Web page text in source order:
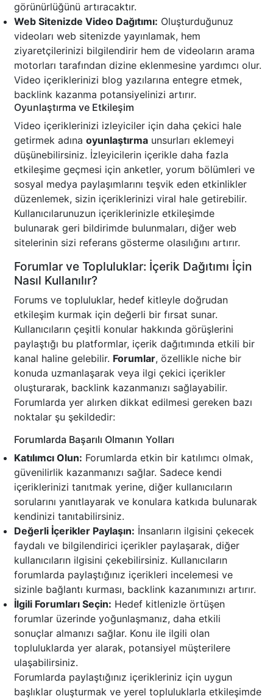
görünürlüğünü artıracaktır.
Web Sitenizde Video Dağıtımı: Oluşturduğunuz
videoları web sitenizde yayınlamak, hem
ziyaretçilerinizi bilgilendirir hem de videoların arama
motorları tarafından dizine eklenmesine yardımcı olur.
Video içeriklerinizi blog yazılarına entegre etmek,
backlink kazanma potansiyelinizi artırır.
Oyunlaştırma ve Etkileşim
Video içeriklerinizi izleyiciler için daha çekici hale
getirmek adına oyunlaştırma unsurları eklemeyi
düşünebilirsiniz. İzleyicilerin içerikle daha fazla
etkileşime geçmesi için anketler, yorum bölümleri ve
sosyal medya paylaşımlarını teşvik eden etkinlikler
düzenlemek, sizin içeriklerinizi viral hale getirebilir.
Kullanıcılarunuzun içeriklerinizle etkileşimde
bulunarak geri bildirimde bulunmaları, diğer web
sitelerinin sizi referans gösterme olasılığını artırır.
Forumlar ve Topluluklar: İçerik Dağıtımı İçin
Nasıl Kullanılır?
Forums ve topluluklar, hedef kitleyle doğrudan
etkileşim kurmak için değerli bir fırsat sunar.
Kullanıcıların çeşitli konular hakkında görüşlerini
paylaştığı bu platformlar, içerik dağıtımında etkili bir
kanal haline gelebilir. Forumlar, özellikle niche bir
konuda uzmanlaşarak veya ilgi çekici içerikler
oluşturarak, backlink kazanmanızı sağlayabilir.
Forumlarda yer alırken dikkat edilmesi gereken bazı
noktalar şu şekildedir:
Forumlarda Başarılı Olmanın Yolları
Katılımcı Olun: Forumlarda etkin bir katılımcı olmak,
güvenilirlik kazanmanızı sağlar. Sadece kendi
içeriklerinizi tanıtmak yerine, diğer kullanıcıların
sorularını yanıtlayarak ve konulara katkıda bulunarak
kendinizi tanıtabilirsiniz.
Değerli İçerikler Paylaşın: İnsanların ilgisini çekecek
faydalı ve bilgilendirici içerikler paylaşarak, diğer
kullanıcıların ilgisini çekebilirsiniz. Kullanıcıların
forumlarda paylaştığınız içerikleri incelemesi ve
sizinle bağlantı kurması, backlink kazanımınızı artırır.
İlgili Forumları Seçin: Hedef kitlenizle örtüşen
forumlar üzerinde yoğunlaşmanız, daha etkili
sonuçlar almanızı sağlar. Konu ile ilgili olan
topluluklarda yer alarak, potansiyel müşterilere
ulaşabilirsiniz.
Forumlarda paylaştığınız içerikleriniz için uygun
başlıklar oluşturmak ve yerel topluluklarla etkileşimde